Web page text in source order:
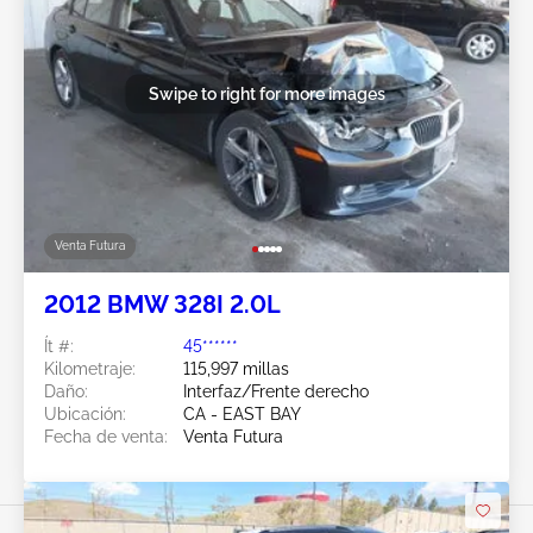
Venta Futura
Swipe to right for more images
2012 BMW 328I 2.0L
Ít #:
45******
Kilometraje:
115,997 millas
Daño:
Interfaz/Frente derecho
Ubicación:
CA - EAST BAY
Fecha de venta:
Venta Futura